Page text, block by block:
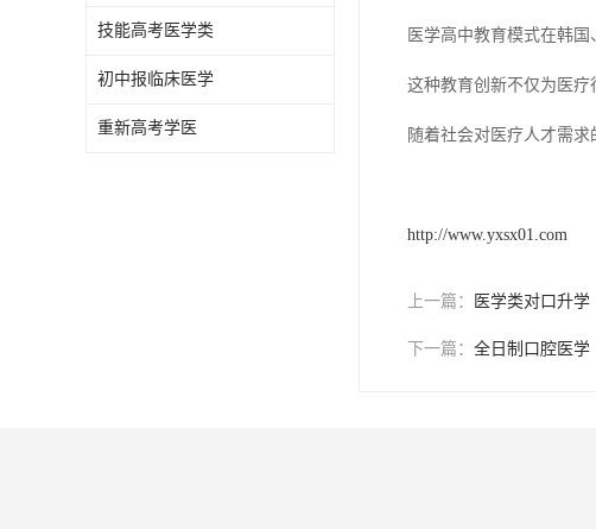
技能高考医学类
初中报临床医学
重新高考学医
医学高中教育模式在韩
这种教育创新不仅为医疗
随着社会对医疗人才需
http://www.yxsx01.com
上一篇： 医学类对口升学
下一篇： 全日制口腔医学